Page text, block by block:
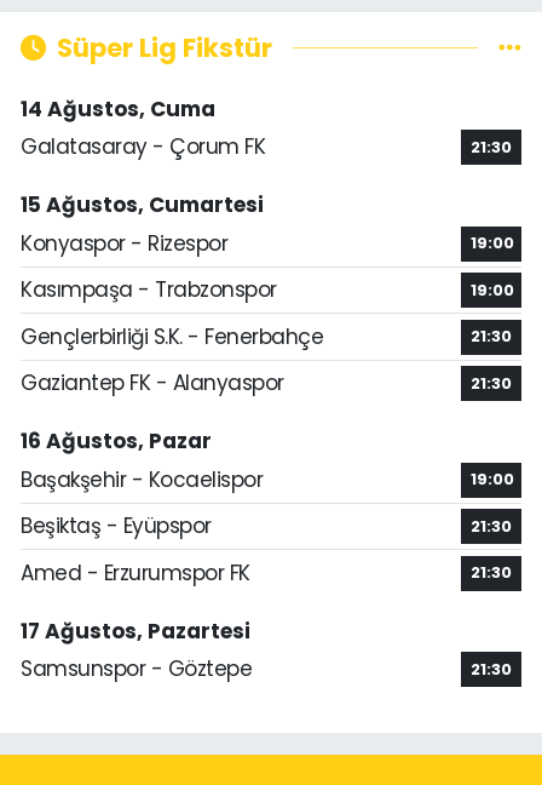
Süper Lig Fikstür
14 Ağustos, Cuma
Galatasaray - Çorum FK
21:30
15 Ağustos, Cumartesi
Konyaspor - Rizespor
19:00
Kasımpaşa - Trabzonspor 19:00
Gençlerbirliği S.K. - Fenerbahçe 21:30
Gaziantep FK - Alanyaspor 21:30
16 Ağustos, Pazar
Başakşehir - Kocaelispor
19:00
Beşiktaş - Eyüpspor 21:30
Amed - Erzurumspor FK 21:30
17 Ağustos, Pazartesi
Samsunspor - Göztepe
21:30